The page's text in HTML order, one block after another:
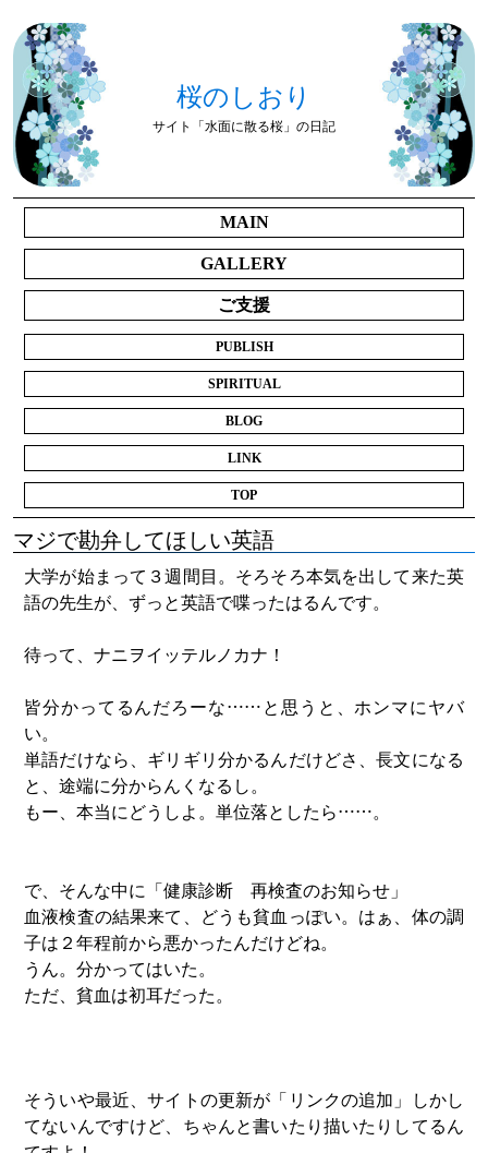
桜のしおり
サイト「水面に散る桜」の日記
MAIN
GALLERY
ご支援
PUBLISH
SPIRITUAL
BLOG
LINK
TOP
マジで勘弁してほしい英語
大学が始まって３週間目。そろそろ本気を出して来た英
語の先生が、ずっと英語で喋ったはるんです。
待って、ナニヲイッテルノカナ！
皆分かってるんだろーな……と思うと、ホンマにヤバ
い。
単語だけなら、ギリギリ分かるんだけどさ、長文になる
と、途端に分からんくなるし。
もー、本当にどうしよ。単位落としたら……。
で、そんな中に「健康診断 再検査のお知らせ」
血液検査の結果来て、どうも貧血っぽい。はぁ、体の調
子は２年程前から悪かったんだけどね。
うん。分かってはいた。
ただ、貧血は初耳だった。
そういや最近、サイトの更新が「リンクの追加」しかし
てないんですけど、ちゃんと書いたり描いたりしてるん